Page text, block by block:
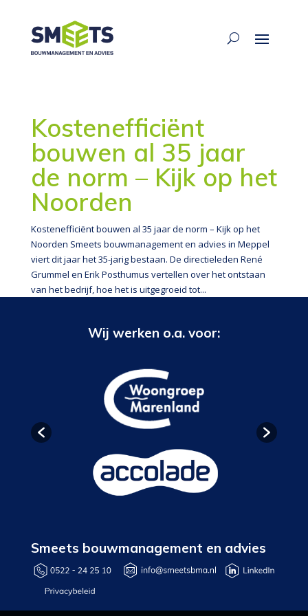
Kostenefficiënt
bouwen al 35 jaar
de norm – Kijk op het
Noorden
Kostenefficiënt bouwen al 35 jaar de norm – Kijk op het
Noorden Smeets bouwmanagement en advies in Meppel
viert dit jaar het 35-jarig bestaan. De directieleden René
Grummel en Erik Posthumus vertellen over het ontstaan
van het bedrijf, hoe het is uitgegroeid tot...
Wij werken o.a. voor:
Smeets bouwmanagement en advies